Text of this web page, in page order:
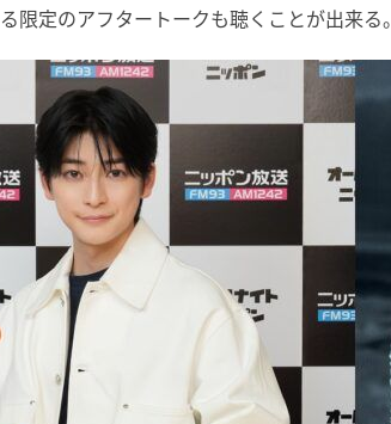
限定のアフタートークも聴くことが出来る。